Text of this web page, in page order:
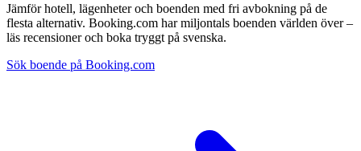
Jämför hotell, lägenheter och boenden med fri avbokning på de
flesta alternativ. Booking.com har miljontals boenden världen över –
läs recensioner och boka tryggt på svenska.
Sök boende på Booking.com